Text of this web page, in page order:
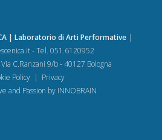
| Laboratorio di Arti Performative|
- Tel. 051.6120952
C.Ranzani 9/b - 40127 Bologna
Policy| Privacy
and Passion by INNOBRAIN